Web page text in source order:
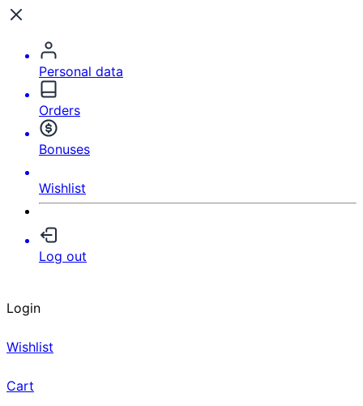
Personal data
Orders
Bonuses
Wishlist
Log out
Login
Wishlist
Cart